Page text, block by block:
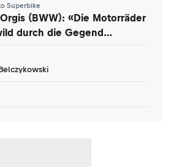
Superbike
(BWW): «Die Motorräder
durch die Gegend